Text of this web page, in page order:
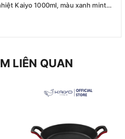
Kaiyo 1000ml, màu xanh mint
LIÊN QUAN